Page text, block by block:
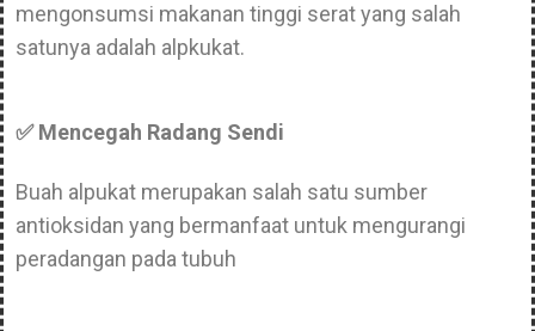
mengonsumsi makanan tinggi serat yang salah
satunya adalah alpkukat.
✅ Mencegah Radang Sendi
Buah alpukat merupakan salah satu sumber
antioksidan yang bermanfaat untuk mengurangi
peradangan pada tubuh